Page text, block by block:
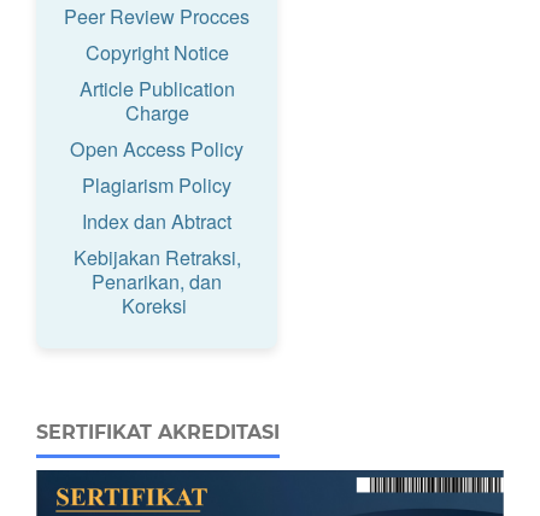
Peer Review Procces
Copyright Notice
Article Publication
Charge
Open Access Policy
Plagiarism Policy
Index dan Abtract
Kebijakan Retraksi,
Penarikan, dan
Koreksi
SERTIFIKAT AKREDITASI